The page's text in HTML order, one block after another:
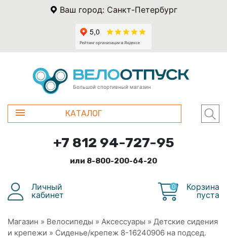
Ваш город: Санкт-Петербург
Большой спортивный магазин
КАТАЛОГ
+7 812 94-727-95
или 8-800-200-64-20
Личный
кабинет
0
Корзина
пуста
Магазин » Велосипеды » Аксессуары » Детские сидения
и крепежи » Сиденье/крепеж 8-16240906 на подсед.